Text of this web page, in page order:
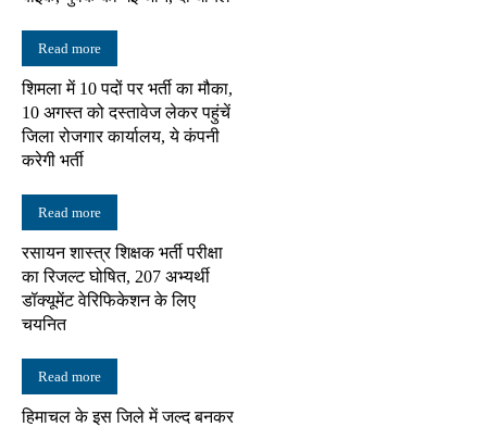
Read more
शिमला में 10 पदों पर भर्ती का मौका,
10 अगस्त को दस्तावेज लेकर पहुंचें
जिला रोजगार कार्यालय, ये कंपनी
करेगी भर्ती
Read more
रसायन शास्त्र शिक्षक भर्ती परीक्षा
का रिजल्ट घोषित, 207 अभ्यर्थी
डॉक्यूमेंट वेरिफिकेशन के लिए
चयनित
Read more
हिमाचल के इस जिले में जल्द बनकर